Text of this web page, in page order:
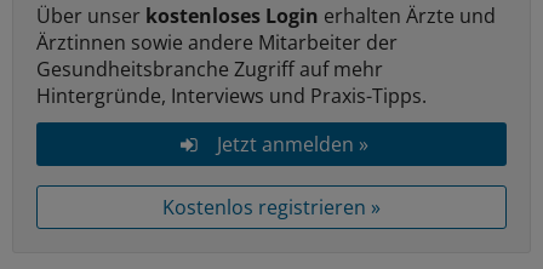
Über unser kostenloses Login erhalten Ärzte und
Ärztinnen sowie andere Mitarbeiter der
Gesundheitsbranche Zugriff auf mehr
Hintergründe, Interviews und Praxis-Tipps.
Jetzt anmelden »
Kostenlos registrieren »